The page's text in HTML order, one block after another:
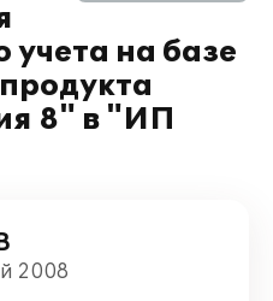
учета на базе
8" в "ИП
2008